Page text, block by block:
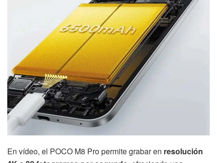
En vídeo, el POCO M8 Pro permite grabar en resolución